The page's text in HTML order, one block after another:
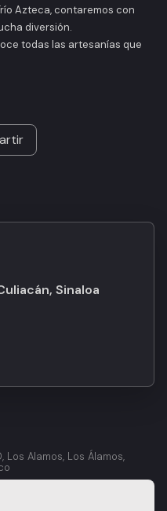
Azteca, contaremos con
diversión.
todas las artesanías que
Sinaloa
Alamos, Los Álamos,